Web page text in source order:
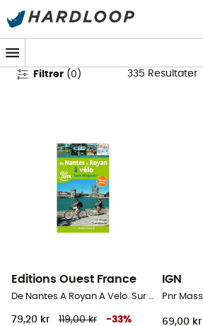
Eventyrbøger & Kort
Filtrer (0 ) 335 Resultater
Editions Ouest France
De Nantes A Royan A Velo. Sur La Velodyssee
79,20 kr 119,00 kr -33%
IGN
Pnr
69,00 kr